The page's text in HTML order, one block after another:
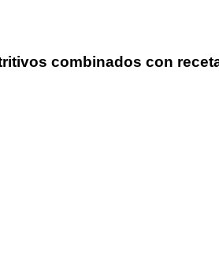
combinados con